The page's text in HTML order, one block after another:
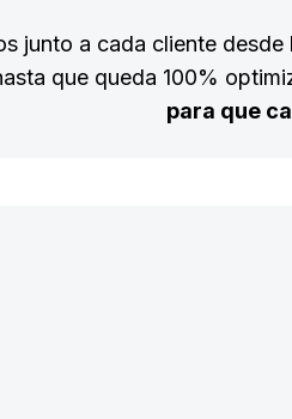
junto a cada cliente
que queda 100%
para que